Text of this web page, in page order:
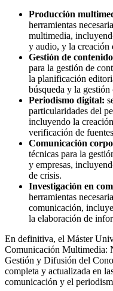
Producción
herramientas
multimedia,
y audio, y la creación
Gestión de
para la gestión de
la planificación
búsqueda y la gestión
Periodismo digital:
particularidades del
incluyendo la
verificación de
Comunicación
técnicas para la
y empresas,
de crisis.
Investigación en
herramientas
comunicación,
la elaboración de
En definitiva, el Máster
Comunicación Multimedia:
Gestión y Difusión del
completa y actualizada en
comunicación y el